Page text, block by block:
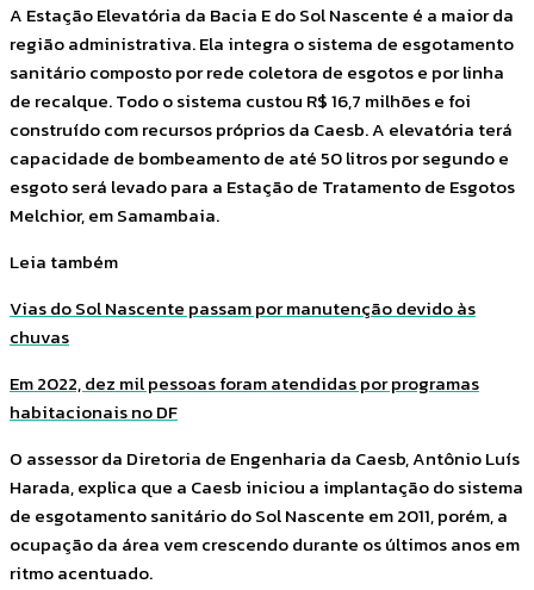
A Estação Elevatória da Bacia E do Sol Nascente é a maior da
região administrativa. Ela integra o sistema de esgotamento
sanitário composto por rede coletora de esgotos e por linha
de recalque. Todo o sistema custou R$ 16,7 milhões e foi
construído com recursos próprios da Caesb. A elevatória terá
capacidade de bombeamento de até 50 litros por segundo e
esgoto será levado para a Estação de Tratamento de Esgotos
Melchior, em Samambaia.
Leia também
Vias do Sol Nascente passam por manutenção devido às
chuvas
Em 2022, dez mil pessoas foram atendidas por programas
habitacionais no DF
O assessor da Diretoria de Engenharia da Caesb, Antônio Luís
Harada, explica que a Caesb iniciou a implantação do sistema
de esgotamento sanitário do Sol Nascente em 2011, porém, a
ocupação da área vem crescendo durante os últimos anos em
ritmo acentuado.